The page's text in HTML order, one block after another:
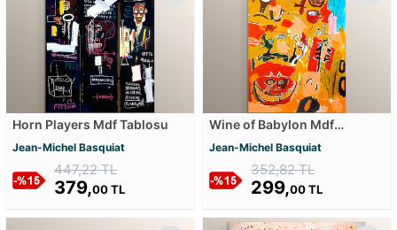
Horn Players Mdf Tablosu
Jean-Michel Basquiat
447,22 TL
379,00 TL
Wine of Babylon Mdf
Tablosu
Jean-Michel Basquiat
352,82 TL
299,00 TL